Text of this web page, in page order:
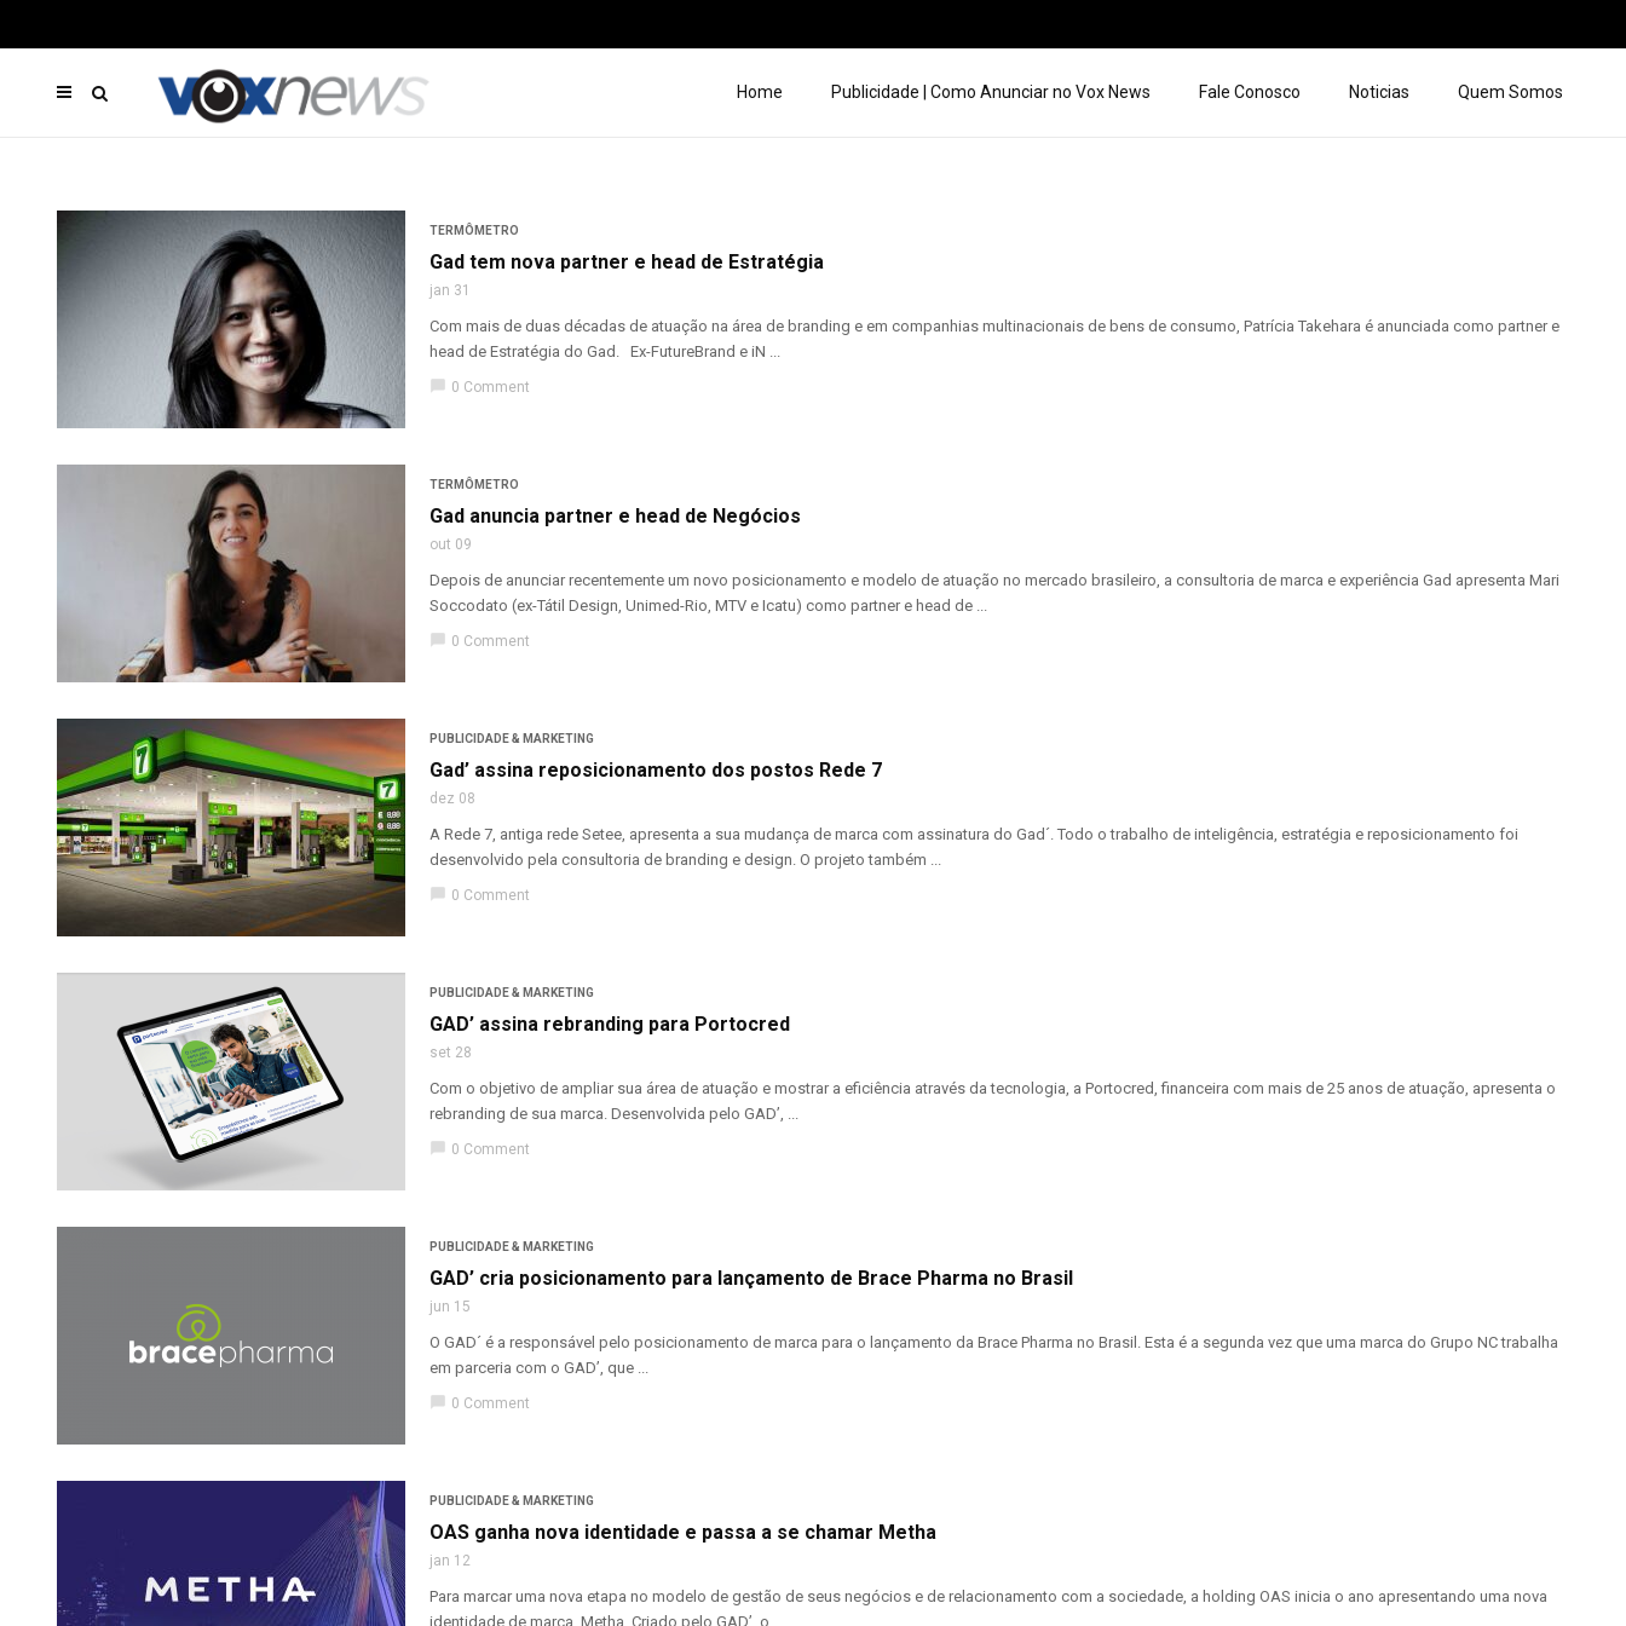
Home Publicidade | Como Anunciar no Vox News Fale Conosco Noticias Quem Somos
TERMÔMETRO
Gad tem nova partner e head de Estratégia
jan 31
Com mais de duas décadas de atuação na área de branding e em companhias multinacionais de bens de consumo, Patrícia Takehara é anunciada como partner e
head de Estratégia do Gad. Ex-FutureBrand e iN ...
chat_bubble 0 Comment
TERMÔMETRO
Gad anuncia partner e head de Negócios
out 09
Depois de anunciar recentemente um novo posicionamento e modelo de atuação no mercado brasileiro, a consultoria de marca e experiência Gad apresenta Mari
Soccodato (ex-Tátil Design, Unimed-Rio, MTV e Icatu) como partner e head de ...
chat_bubble 0 Comment
PUBLICIDADE & MARKETING
Gad’ assina reposicionamento dos postos Rede 7
dez 08
A Rede 7, antiga rede Setee, apresenta a sua mudança de marca com assinatura do Gad´. Todo o trabalho de inteligência, estratégia e reposicionamento foi
desenvolvido pela consultoria de branding e design. O projeto também ...
chat_bubble 0 Comment
PUBLICIDADE & MARKETING
GAD’ assina rebranding para Portocred
set 28
Com o objetivo de ampliar sua área de atuação e mostrar a eficiência através da tecnologia, a Portocred, financeira com mais de 25 anos de atuação, apresenta o
rebranding de sua marca. Desenvolvida pelo GAD’, ...
chat_bubble 0 Comment
PUBLICIDADE & MARKETING
GAD’ cria posicionamento para lançamento de Brace Pharma no Brasil
jun 15
O GAD´ é a responsável pelo posicionamento de marca para o lançamento da Brace Pharma no Brasil. Esta é a segunda vez que uma marca do Grupo NC trabalha
em parceria com o GAD’, que ...
chat_bubble 0 Comment
PUBLICIDADE & MARKETING
OAS ganha nova identidade e passa a se chamar Metha
jan 12
Para marcar uma nova etapa no modelo de gestão de seus negócios e de relacionamento com a sociedade, a holding OAS inicia o ano apresentando uma nova
identidade de marca, Metha. Criado pelo GAD’, o ...